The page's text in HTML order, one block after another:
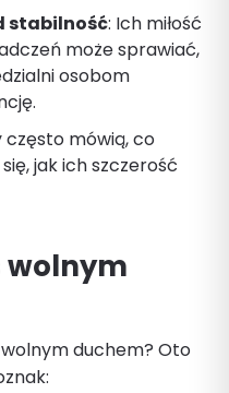
stabilność: Ich miłość
może sprawiać,
osobom
często mówią, co
jak ich szczerość
wolnym
duchem? Oto